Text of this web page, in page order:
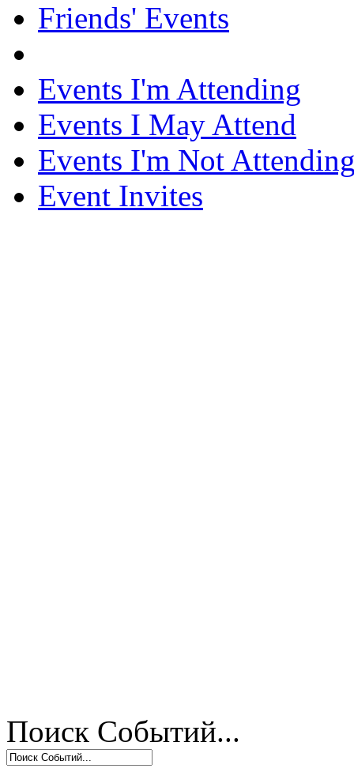
Friends' Events
Events I'm Attending
Events I May Attend
Events I'm Not
Event Invites
Поиск Событий...